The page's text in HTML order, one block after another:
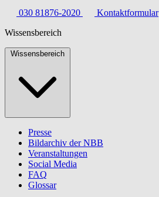
030 81876-2020
Kontaktformular
Wissensbereich
Wissensbereich
Presse
Bildarchiv der NBB
Veranstaltungen
Social Media
FAQ
Glossar